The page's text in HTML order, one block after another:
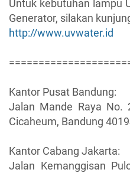
Untuk kebutuhan lampu
Generator, silakan
http://www.uvwater.id
Kantor Pusat Bandung:
Jalan Mande Raya No.
Cicaheum, Bandung
Kantor Cabang Jakarta:
Jalan Kemanggisan